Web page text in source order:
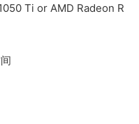
Ti or AMD Radeon R